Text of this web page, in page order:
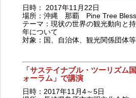
日時： 2017年11月22日
場所：沖縄 那覇 Pine Tree Bless
テーマ：現状の世界の観光動向と
年について
対象：国、自治体、観光関係団体
「サステイナブル・ツーリズム
ォーラム」で講演
日時：2017年11月4～5日